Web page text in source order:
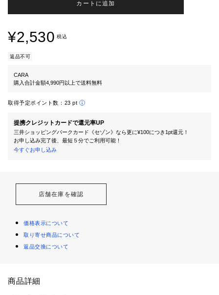
カートに追加
¥2,530 税込
返品不可
CARA
購入合計金額4,990円以上で送料無料
取得予定ポイント数： 23 pt
提携クレジットカードで還元率UP
三井ショッピングパークカード《セゾン》なら更に¥100につき1pt還元！
お申し込み完了後、最短５分でご利用可能！
今すぐお申し込み
店舗在庫を確認
価格表示について
取り寄せ商品について
返品交換について
商品詳細